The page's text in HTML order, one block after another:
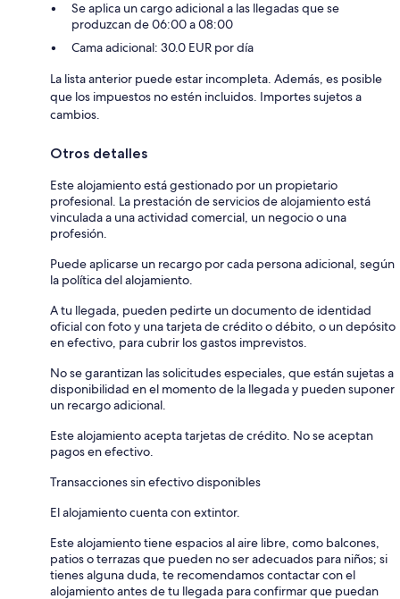
Se aplica un cargo adicional a las llegadas que se
produzcan de 06:00 a 08:00
Cama adicional: 30.0 EUR por día
La lista anterior puede estar incompleta. Además, es posible
que los impuestos no estén incluidos. Importes sujetos a
cambios.
Otros detalles
Este alojamiento está gestionado por un propietario
profesional. La prestación de servicios de alojamiento está
vinculada a una actividad comercial, un negocio o una
profesión.
Puede aplicarse un recargo por cada persona adicional, según
la política del alojamiento.
A tu llegada, pueden pedirte un documento de identidad
oficial con foto y una tarjeta de crédito o débito, o un depósito
en efectivo, para cubrir los gastos imprevistos.
No se garantizan las solicitudes especiales, que están sujetas a
disponibilidad en el momento de la llegada y pueden suponer
un recargo adicional.
Este alojamiento acepta tarjetas de crédito. No se aceptan
pagos en efectivo.
Transacciones sin efectivo disponibles
El alojamiento cuenta con extintor.
Este alojamiento tiene espacios al aire libre, como balcones,
patios o terrazas que pueden no ser adecuados para niños; si
tienes alguna duda, te recomendamos contactar con el
alojamiento antes de tu llegada para confirmar que puedan